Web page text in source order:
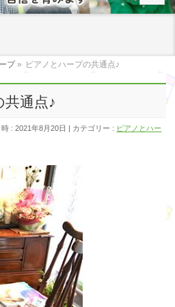
プ» ピアノとハープの共通点♪
通点♪
: 2021年8月20日 カテゴリー : ピアノとハー